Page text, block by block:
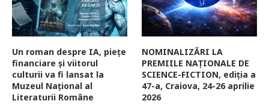
Un roman despre IA, piețe
financiare și viitorul
culturii va fi lansat la
Muzeul Național al
Literaturii Române
NOMINALIZĂRI LA
PREMIILE NAȚIONALE DE
SCIENCE-FICTION, ediția a
47-a, Craiova, 24-26 aprilie
2026